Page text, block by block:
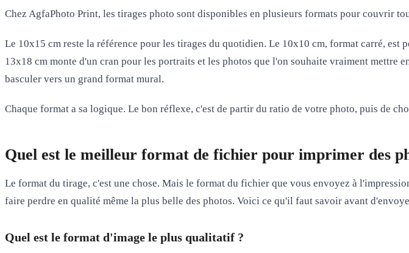
Chez AgfaPhoto Print, les tirages photo sont disponibles en plusieurs formats pour couvrir
Le 10x15 cm reste la référence pour les tirages du quotidien. Le 10x10 cm, format carré, est
13x18 cm monte d'un cran pour les portraits et les photos que l'on souhaite vraiment mettre
basculer vers un grand format mural.
Chaque format a sa logique. Le bon réflexe, c'est de partir du ratio de votre photo, puis de
Quel est le meilleur format de fichier pour imprimer des
Le format du tirage, c'est une chose. Mais le format du fichier que vous envoyez à
faire perdre en qualité même la plus belle des photos. Voici ce qu'il faut savoir avant
Quel est le format d'image le plus qualitatif ?